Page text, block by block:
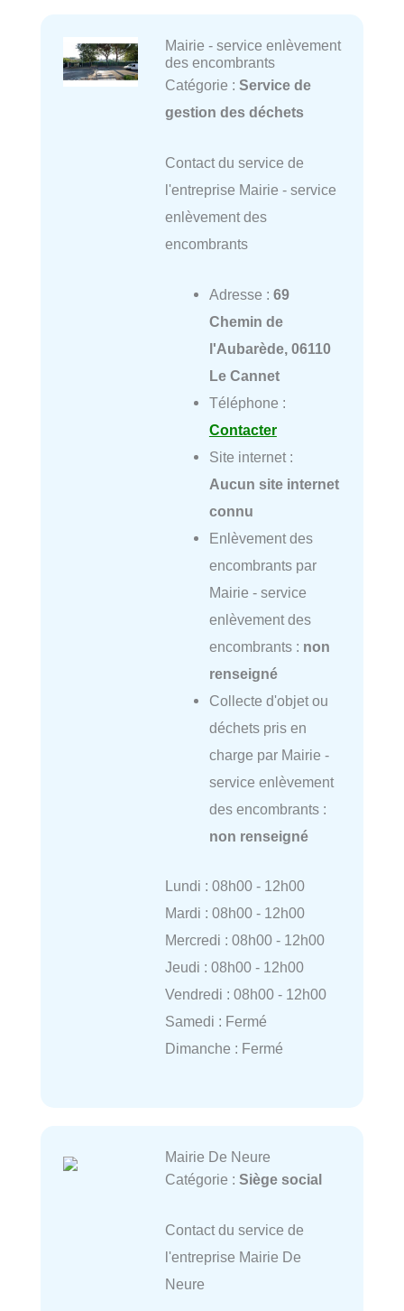
Mairie - service enlèvement
des encombrants
Catégorie : Service de
gestion des déchets
Contact du service de
l'entreprise Mairie - service
enlèvement des
encombrants
Adresse : 69
Chemin de
l'Aubarède, 06110
Le Cannet
Téléphone :
Contacter
Site internet :
Aucun site internet
connu
Enlèvement des
encombrants par
Mairie - service
enlèvement des
encombrants : non
renseigné
Collecte d'objet ou
déchets pris en
charge par Mairie -
service enlèvement
des encombrants :
non renseigné
Lundi : 08h00 - 12h00
Mardi : 08h00 - 12h00
Mercredi : 08h00 - 12h00
Jeudi : 08h00 - 12h00
Vendredi : 08h00 - 12h00
Samedi : Fermé
Dimanche : Fermé
Mairie De Neure
Catégorie : Siège social
Contact du service de
l'entreprise Mairie De
Neure